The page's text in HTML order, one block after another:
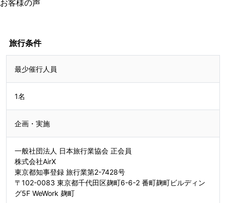
お客様の声
4.8
2402290158様
旅行条件
最少催行人員
1名
企画・実施
一般社団法人 日本旅行業協会 正会員
株式会社AirX
東京都知事登録 旅行業第2-7428号
〒102-0083 東京都千代田区麹町6-6-2 番町麹町ビルディン
グ5F WeWork 麹町